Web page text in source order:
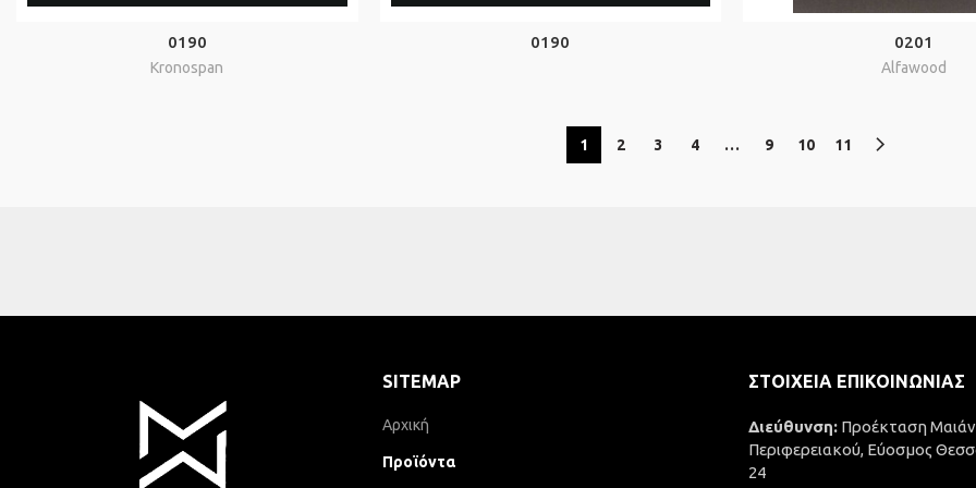
0190
Kronospan
0190 0201
Alfawood
1 2 3 4 … 9 10 11
SITEMAP
Αρχική
Προϊόντα
ΣΤΟΙΧΕΊΑ ΕΠΙΚΟΙΝΩΝΊΑΣ
Διεύθυνση: Προέκταση
Περιφερειακού, Εύοσμος
24